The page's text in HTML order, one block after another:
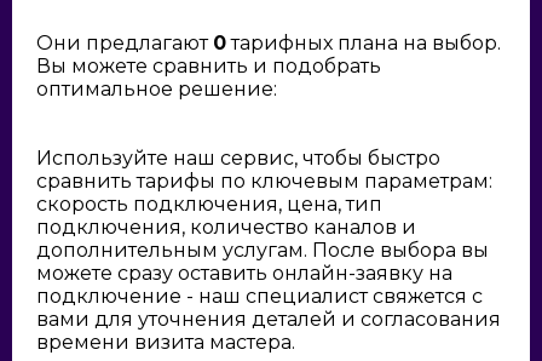
Они предлагают 0тарифных плана на выбор.
Вы можете сравнить и подобрать
оптимальное решение:
Используйте наш сервис, чтобы быстро
сравнить тарифы по ключевым параметрам:
скорость подключения, цена, тип
подключения, количество каналов и
дополнительным услугам. После выбора вы
можете сразу оставить онлайн-заявку на
подключение - наш специалист свяжется с
вами для уточнения деталей и согласования
времени визита мастера.